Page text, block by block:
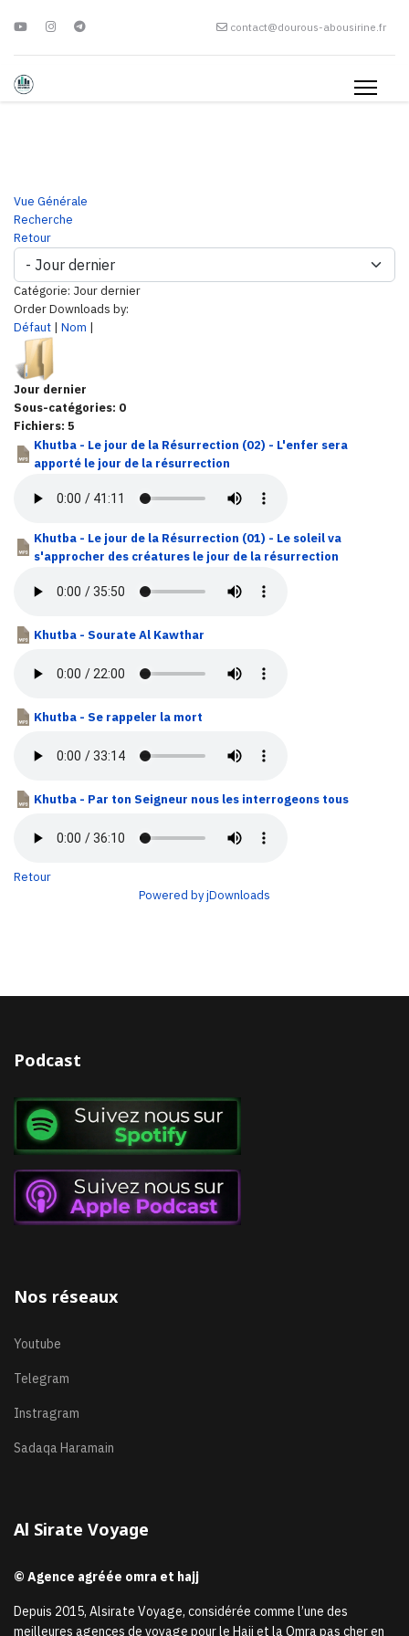
contact@dourous-abousirine.fr
Vue Générale
Recherche
Retour
Catégorie: Jour dernier
Order Downloads by:
Défaut | Nom |
Jour dernier
Sous-catégories: 0
Fichiers: 5
Khutba - Le jour de la Résurrection (02) - L'enfer sera
apporté le jour de la résurrection
Khutba - Le jour de la Résurrection (01) - Le soleil va
s'approcher des créatures le jour de la résurrection
Khutba - Sourate Al Kawthar
Khutba - Se rappeler la mort
Khutba - Par ton Seigneur nous les interrogeons tous
Retour
Powered by jDownloads
Podcast
Nos réseaux
Youtube
Telegram
Instragram
Sadaqa Haramain
Al Sirate Voyage
© Agence agréée omra et hajj
Depuis 2015, Alsirate Voyage, considérée comme l’une des
meilleures agences de voyage pour le Hajj et la Omra pas cher en